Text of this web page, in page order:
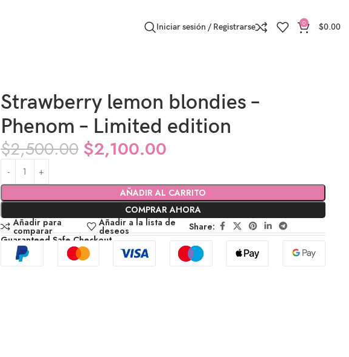
Iniciar sesión / Registrarse 0 $0.00
Strawberry lemon blondies –
Phenom – Limited edition
$2,500.00 $2,100.00
AÑADIR AL CARRITO
COMPRAR AHORA
Añadir para
comparar
Añadir a la lista de
deseos
Share:
Guaranteed Safe Checkout